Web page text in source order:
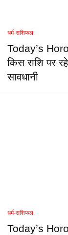
धर्म-राशिफल
Today’s
किस राशि पर
सावधानी
धर्म-राशिफल
Today’s